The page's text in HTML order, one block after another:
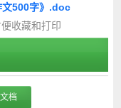
文500字》.doc
收藏和打印
档